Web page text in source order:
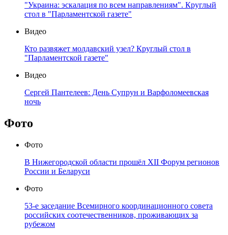
"Украина: эскалация по всем направлениям". Круглый
стол в "Парламентской газете"
Видео
Кто развяжет молдавский узел? Круглый стол в
"Парламентской газете"
Видео
Сергей Пантелеев: День Супрун и Варфоломеевская
ночь
Фото
Фото
В Нижегородской области прошёл XII Форум регионов
России и Беларуси
Фото
53-е заседание Всемирного координационного совета
российских соотечественников, проживающих за
рубежом